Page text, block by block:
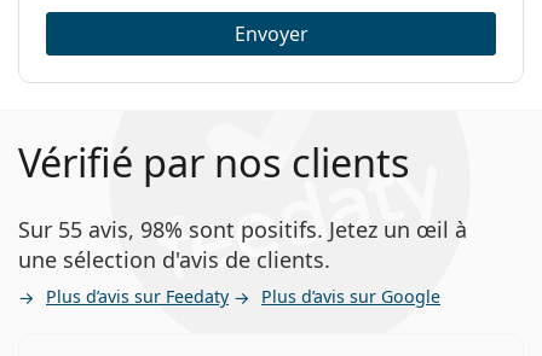
Envoyer
Vérifié par nos clients
Sur 55 avis, 98% sont positifs. Jetez un œil à
une sélection d'avis de clients.
Plus d’avis sur Feedaty Plus d’avis sur Google